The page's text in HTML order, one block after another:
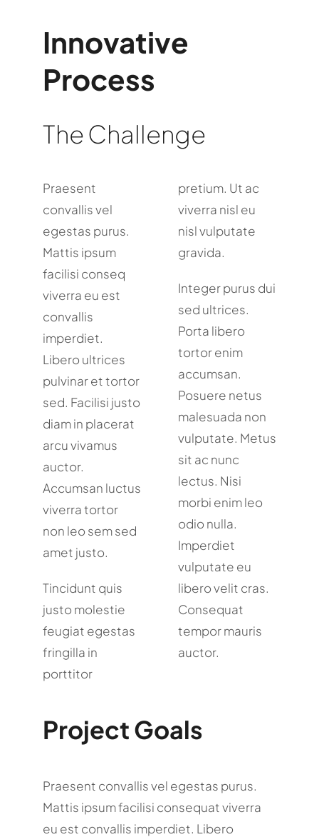
Innovative
Process
The Challenge
Praesent
convallis vel
egestas purus.
Mattis ipsum
facilisi conseq
viverra eu est
convallis
imperdiet.
Libero ultrices
pulvinar et tortor
sed. Facilisi justo
diam in placerat
arcu vivamus
auctor.
Accumsan luctus
viverra tortor
non leo sem sed
amet justo.
Tincidunt quis
justo molestie
feugiat egestas
fringilla in
porttitor
pretium. Ut ac
viverra nisl eu
nisl vulputate
gravida.
Integer purus dui
sed ultrices.
Porta libero
tortor enim
accumsan.
Posuere netus
malesuada non
vulputate. Metus
sit ac nunc
lectus. Nisi
morbi enim leo
odio nulla.
Imperdiet
vulputate eu
libero velit cras.
Consequat
tempor mauris
auctor.
Project Goals
Praesent convallis vel egestas purus.
Mattis ipsum facilisi consequat viverra
eu est convallis imperdiet. Libero